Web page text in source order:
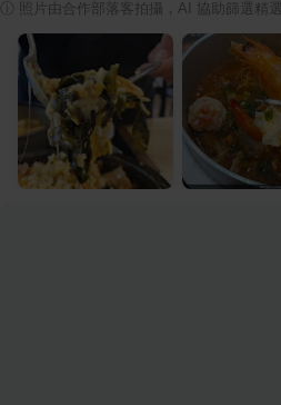
照片由合作部落客拍攝，AI 協助篩選精選